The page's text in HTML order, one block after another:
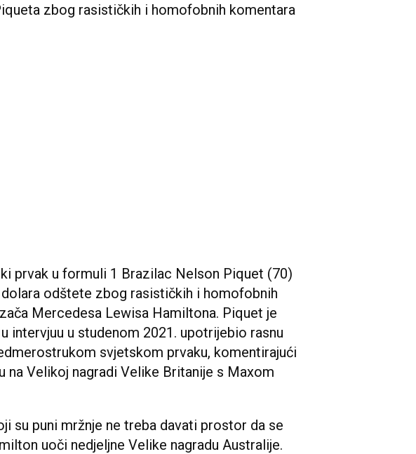
zbog rasističkih i homofobnih komentara
prvak u formuli 1 Brazilac Nelson Piquet (70)
odštete zbog rasističkih i homofobnih
Mercedesa Lewisa Hamiltona. Piquet je
intervjuu u studenom 2021. upotrijebio rasnu
svjetskom prvaku, komentirajući
na Velikoj nagradi Velike Britanije s Maxom
su puni mržnje ne treba davati prostor da se
uoči nedjeljne Velike nagradu Australije.